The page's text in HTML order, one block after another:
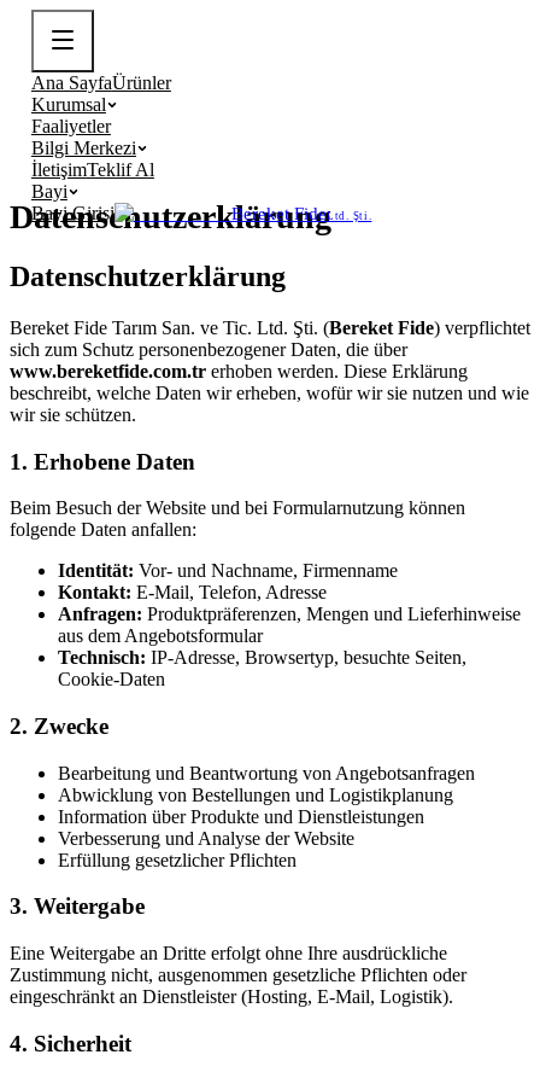
Ana SayfaÜrünler
Kurumsal
Faaliyetler
Bilgi Merkezi
İletişimTeklif Al
Bayi
Bayi Girişi
Bereket FideLtd. Şti.
Datenschutzerklärung
Datenschutzerklärung
Bereket Fide Tarım San. ve Tic. Ltd. Şti. (Bereket Fide) verpflichtet
sich zum Schutz personenbezogener Daten, die über
www.bereketfide.com.tr erhoben werden. Diese Erklärung
beschreibt, welche Daten wir erheben, wofür wir sie nutzen und wie
wir sie schützen.
1. Erhobene Daten
Beim Besuch der Website und bei Formularnutzung können
folgende Daten anfallen:
Identität: Vor- und Nachname, Firmenname
Kontakt: E-Mail, Telefon, Adresse
Anfragen: Produktpräferenzen, Mengen und Lieferhinweise
aus dem Angebotsformular
Technisch: IP-Adresse, Browsertyp, besuchte Seiten,
Cookie-Daten
2. Zwecke
Bearbeitung und Beantwortung von Angebotsanfragen
Abwicklung von Bestellungen und Logistikplanung
Information über Produkte und Dienstleistungen
Verbesserung und Analyse der Website
Erfüllung gesetzlicher Pflichten
3. Weitergabe
Eine Weitergabe an Dritte erfolgt ohne Ihre ausdrückliche
Zustimmung nicht, ausgenommen gesetzliche Pflichten oder
eingeschränkt an Dienstleister (Hosting, E-Mail, Logistik).
4. Sicherheit